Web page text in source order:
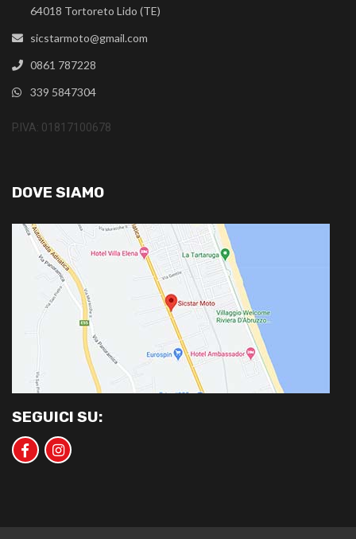
64018 Tortoreto Lido (TE)
sicstarmoto@gmail.com
0861 787228
339 5847304
P.IVA: 01817100678
DOVE SIAMO
SEGUICI SU: